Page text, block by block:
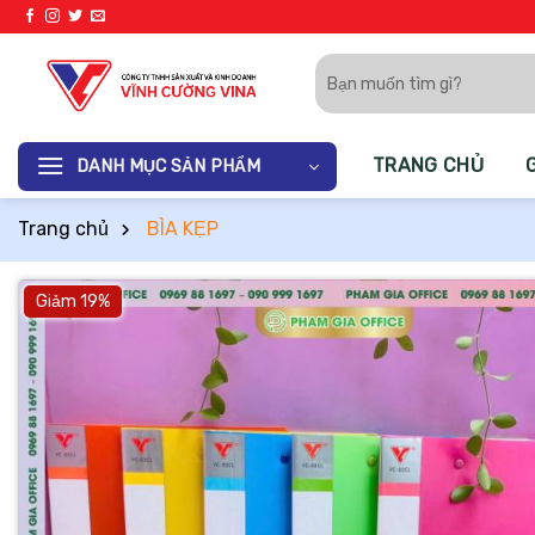
qua
Tìm
kiếm:
DANH MỤC SẢN PHẨM TRANG CHỦ
Trang chủ BÌA KẸP
Giảm 19%